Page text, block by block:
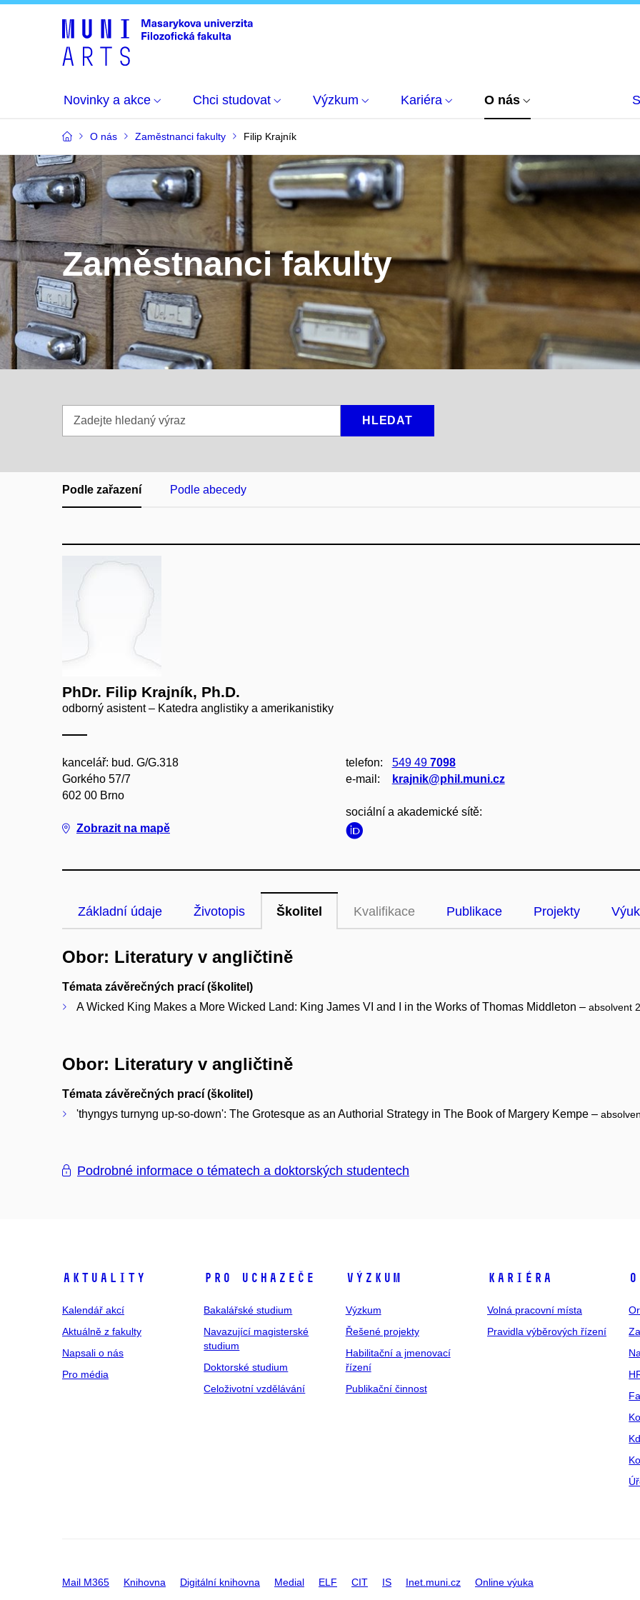
Novinky a akce Chci studovat Výzkum Kariéra O nás
O nás Zaměstnanci fakulty Filip Krajník
Zaměstnanci fakulty
hledaný
HLEDAT
Podle zařazení Podle abecedy
PhDr. Filip Krajník, Ph.D.
odborný asistent – Katedra anglistiky a amerikanistiky
kancelář: bud. G/G.318
Gorkého 57/7
602 00 Brno
Zobrazit na mapě
telefon: 549 49 7098
e‑mail:
krajnik@phil.muni.cz
sociální a akademické sítě:
Základní údaje Životopis Školitel Kvalifikace Publikace Projekty
Obor: Literatury v angličtině
Témata závěrečných prací (školitel)
A Wicked King Makes a More Wicked Land: King James VI and I in the Works of Thomas Middleton – absolvent
Obor: Literatury v angličtině
Témata závěrečných prací (školitel)
'thyngys turnyng up-so-down': The Grotesque as an Authorial Strategy in The Book of Margery Kempe –
Podrobné informace o tématech a doktorských studentech
Aktuality
Kalendář akcí
Aktuálně z fakulty
Napsali o nás
Pro média
Pro uchazeče
Bakalářské studium
Navazující magisterské
studium
Doktorské studium
Celoživotní vzdělávání
Výzkum
Výzkum
Řešené projekty
Habilitační a jmenovací
řízení
Publikační činnost
Kariéra
Volná pracovní místa
Pravidla výběrových řízení
Mail M365 Knihovna Digitální knihovna Medial ELF CIT IS Inet.muni.cz Online výuka